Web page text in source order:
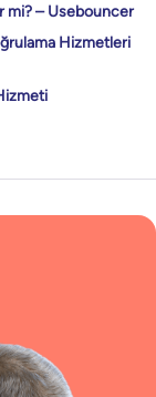
mi? – Usebouncer
Hizmetleri